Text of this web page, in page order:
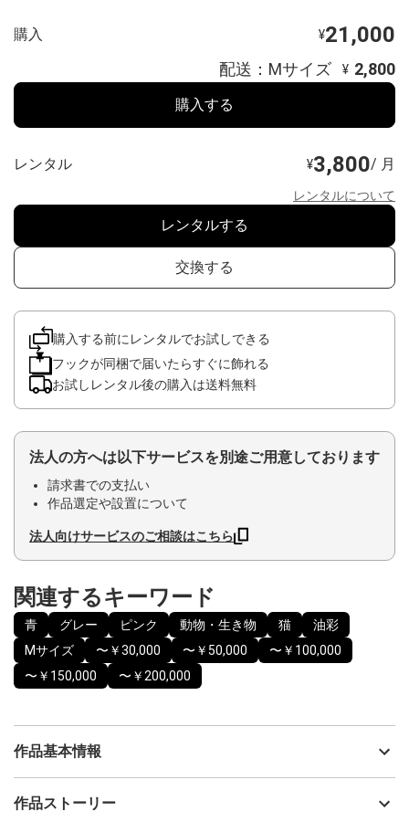
購入 ¥21,000
配送：Mサイズ ¥ 2,800
購入する
レンタル ¥3,800/ 月
レンタルについて
レンタルする
交換する
購入する前にレンタルでお試しできる
フックが同梱で届いたらすぐに飾れる
お試しレンタル後の購入は送料無料
法人の方へは以下サービスを別途ご用意しております
請求書での支払い
作品選定や設置について
法人向けサービスのご相談はこちら
関連するキーワード
青 グレー ピンク 動物・生き物 猫
油彩
Mサイズ
〜￥30,000 〜￥50,000
〜￥100,000
〜￥150,000
〜￥200,000
作品基本情報
出品者
作品ストーリー